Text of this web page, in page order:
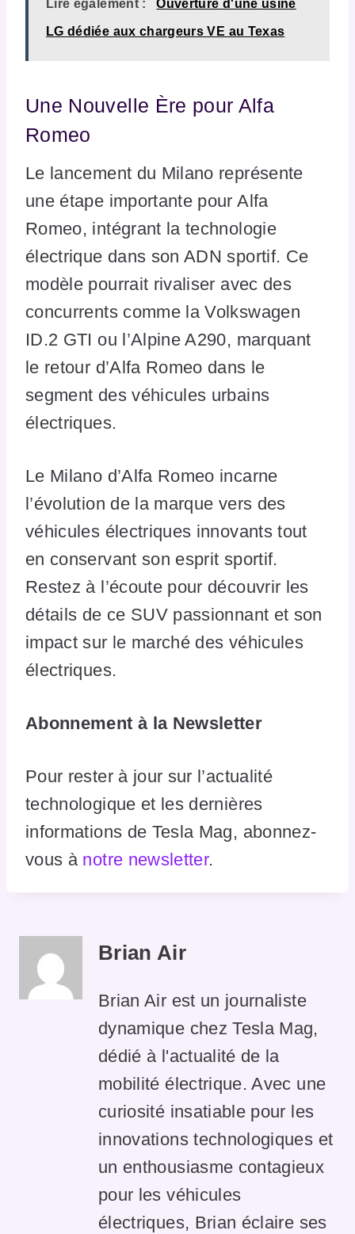
Lire également : Ouverture d'une usine
LG dédiée aux chargeurs VE au Texas
Une Nouvelle Ère pour Alfa
Romeo
Le lancement du Milano représente
une étape importante pour Alfa
Romeo, intégrant la technologie
électrique dans son ADN sportif. Ce
modèle pourrait rivaliser avec des
concurrents comme la Volkswagen
ID.2 GTI ou l’Alpine A290, marquant
le retour d’Alfa Romeo dans le
segment des véhicules urbains
électriques.
Le Milano d’Alfa Romeo incarne
l’évolution de la marque vers des
véhicules électriques innovants tout
en conservant son esprit sportif.
Restez à l’écoute pour découvrir les
détails de ce SUV passionnant et son
impact sur le marché des véhicules
électriques.
Abonnement à la Newsletter
Pour rester à jour sur l’actualité
technologique et les dernières
informations de Tesla Mag, abonnez-
vous à notre newsletter.
Brian Air
Brian Air est un journaliste
dynamique chez Tesla Mag,
dédié à l'actualité de la
mobilité électrique. Avec une
curiosité insatiable pour les
innovations technologiques et
un enthousiasme contagieux
pour les véhicules
électriques, Brian éclaire ses